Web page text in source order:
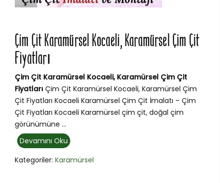
Çim Çit Karamürsel Kocaeli, Karamürsel Çim Çit
Fiyatları
Çim Çit Karamürsel Kocaeli, Karamürsel Çim Çit
Fiyatları Çim Çit Karamürsel Kocaeli, Karamürsel Çim
Çit Fiyatları Kocaeli Karamürsel Çim Çit İmalatı – Çim
Çit Fiyatları Kocaeli Karamürsel çim çit, doğal çim
görünümüne ...
Devamını Oku
Kategoriler: Karamürsel